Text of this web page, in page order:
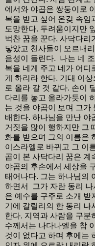
에서와 야곱은 쌍둥이로
복을 받고 싶어 온갖 속임
도망한다. 두려움이지만
벅찬 꿈을 꾼다. 사닥다리
닿았고 천사들이 오르내
음성이 들린다. 나는 네
복을 네게 주고 네가 어디
게 하리라 한다. 기대 이
로 올라 갈 것 같다. 손이
다리를 놓고 올라가듯이
는 것을 야곱이 보며 그가
배한다. 하나님을 만난 야
거짓을 많이 행하지만 그
화를 받으며 그의 이름은
이스라엘로 바뀌고 그 이
곱이 본 사닥다리 꿈은 계
야곱의 후손에서 세상을
태어나다. 그는 하나님의
하면서 그가 자란 동리 나
은 예수를 구주로 소개 받
기에 갈릴리의 한 동리 나
한다. 지역과 사람을 구분
수께서는 나다나엘을 참
것이 없다고 하며 후에는